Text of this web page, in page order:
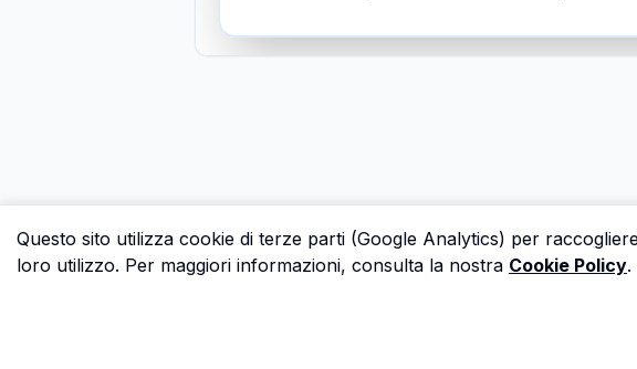
Questo sito utilizza cookie di terze parti (Google Analytics) per
loro utilizzo. Per maggiori informazioni, consulta la nostra Cookie Policy.